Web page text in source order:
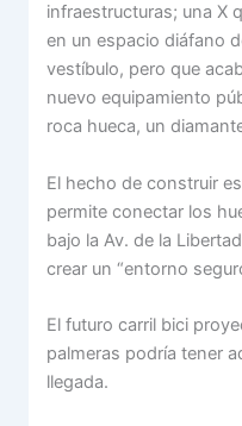
infraestructuras; una X
en un espacio diáfano
vestíbulo, pero que
nuevo equipamiento
roca hueca, un
El hecho de construir
permite conectar los
bajo la Av. de la
crear un “entorno
El futuro carril bici
palmeras podría tener
llegada.